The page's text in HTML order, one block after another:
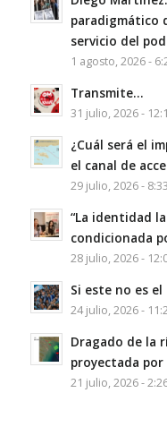
paradigmático
servicio del
1 agosto, 2026 -
Transmite…
31 julio, 2026 -
¿Cuál será el
el canal de
29 julio, 2026 -
“La identidad
condicionada
28 julio, 2026 -
Si este no es
24 julio, 2026 -
Dragado de la
proyectada por
21 julio, 2026 -